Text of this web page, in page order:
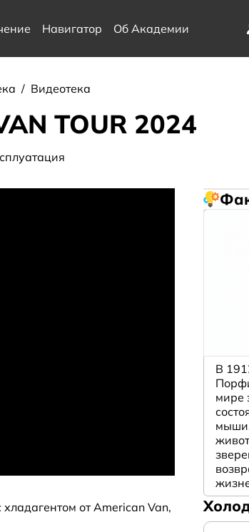
Навигатор Об Академии
/ Видеотека
TOUR 2024
от American Van,
В
мире